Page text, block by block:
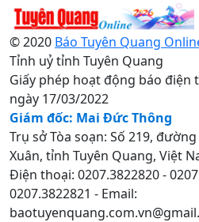
© 2020 Báo Tuyên Quang
Tỉnh uỷ tỉnh Tuyên Quang
Giấy phép hoạt động báo điện
ngày 17/03/2022
Giám đốc: Mai Đức Thông
Trụ sở Tòa soạn: Số 219,
Xuân, tỉnh Tuyên Quang, Việt
Điện thoại: 0207.3822820 -
0207.3822821 - Email: